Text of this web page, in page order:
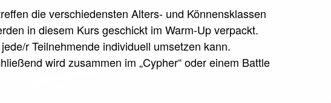
die verschiedensten Alters- und Könnensklassen
in diesem Kurs geschickt im Warm-Up verpackt.
r Teilnehmende individuell umsetzen kann.
wird zusammen im „Cypher“ oder einem Battle